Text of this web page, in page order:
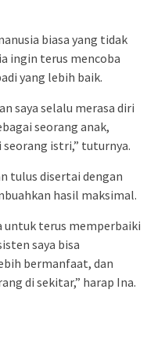
biasa yang tidak
ingin terus mencoba
yang lebih baik.
saya selalu merasa diri
seorang anak,
seorang istri,” tuturnya.
tulus disertai dengan
hasil maksimal.
untuk terus memperbaiki
saya bisa
bermanfaat, dan
di sekitar,” harap Ina.